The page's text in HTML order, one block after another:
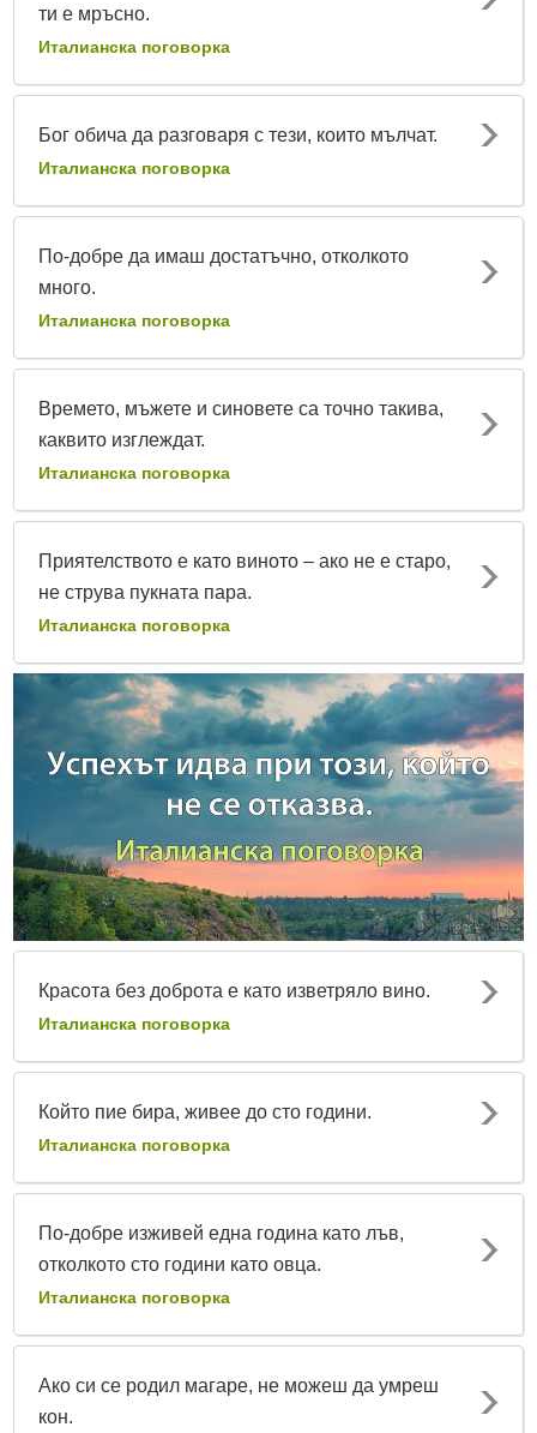
ти е мръсно.
Италианска поговорка
Бог обича да разговаря с тези, които мълчат.
Италианска поговорка
По-добре да имаш достатъчно, отколкото
много.
Италианска поговорка
Времето, мъжете и синовете са точно такива,
каквито изглеждат.
Италианска поговорка
Приятелството е като виното – ако не е старо,
не струва пукната пара.
Италианска поговорка
Красота без доброта е като изветряло вино.
Италианска поговорка
Който пие бира, живее до сто години.
Италианска поговорка
По-добре изживей една година като лъв,
отколкото сто години като овца.
Италианска поговорка
Ако си се родил магаре, не можеш да умреш
кон.